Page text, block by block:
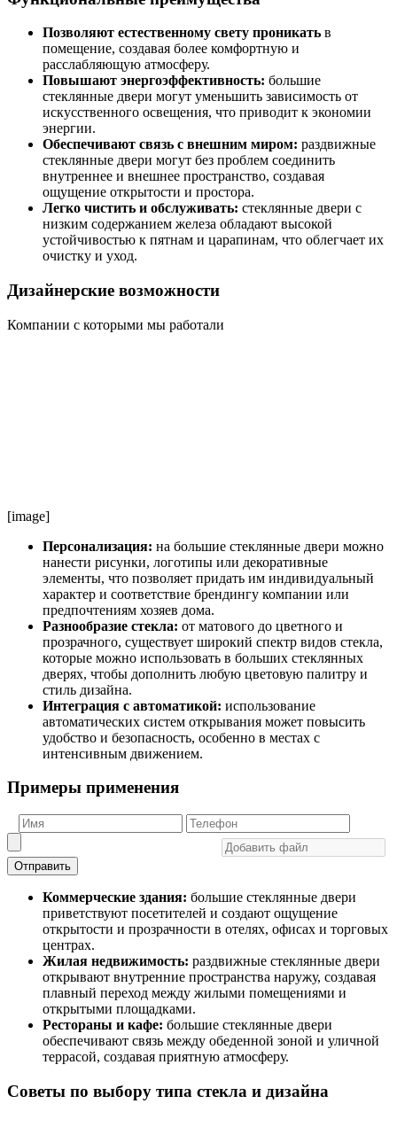
Позволяют естественному свету проникать в
помещение, создавая более комфортную и
расслабляющую атмосферу.
Повышают энергоэффективность: большие
стеклянные двери могут уменьшить зависимость от
искусственного освещения, что приводит к экономии
энергии.
Обеспечивают связь с внешним миром: раздвижные
стеклянные двери могут без проблем соединить
внутреннее и внешнее пространство, создавая
ощущение открытости и простора.
Легко чистить и обслуживать: стеклянные двери с
низким содержанием железа обладают высокой
устойчивостью к пятнам и царапинам, что облегчает их
очистку и уход.
Дизайнерские возможности
Компании с которыми мы работали
[image]
Персонализация: на большие стеклянные двери можно
нанести рисунки, логотипы или декоративные
элементы, что позволяет придать им индивидуальный
характер и соответствие брендингу компании или
предпочтениям хозяев дома.
Разнообразие стекла: от матового до цветного и
прозрачного, существует широкий спектр видов стекла,
которые можно использовать в больших стеклянных
дверях, чтобы дополнить любую цветовую палитру и
стиль дизайна.
Интеграция с автоматикой: использование
автоматических систем открывания может повысить
удобство и безопасность, особенно в местах с
интенсивным движением.
Примеры применения
Отправить
Коммерческие здания: большие стеклянные двери
приветствуют посетителей и создают ощущение
открытости и прозрачности в отелях, офисах и торговых
центрах.
Жилая недвижимость: раздвижные стеклянные двери
открывают внутренние пространства наружу, создавая
плавный переход между жилыми помещениями и
открытыми площадками.
Рестораны и кафе: большие стеклянные двери
обеспечивают связь между обеденной зоной и уличной
террасой, создавая приятную атмосферу.
Советы по выбору типа стекла и дизайна